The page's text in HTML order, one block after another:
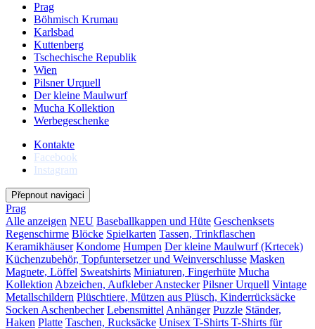
Prag
Böhmisch Krumau
Karlsbad
Kuttenberg
Tschechische Republik
Wien
Pilsner Urquell
Der kleine Maulwurf
Mucha Kollektion
Werbegeschenke
Kontakte
Facebook
Instagram
Přepnout navigaci
Prag
Alle anzeigen NEU Baseballkappen und Hüte Geschenksets
Regenschirme Blöcke Spielkarten Tassen, Trinkflaschen
Keramikhäuser Kondome Humpen Der kleine Maulwurf (Krtecek)
Küchenzubehör, Topfuntersetzer und Weinverschlusse Masken
Magnete, Löffel Sweatshirts Miniaturen, Fingerhüte Mucha
Kollektion Abzeichen, AufkleberAnstecker Pilsner Urquell Vintage
Metallschildern Plüschtiere, Mützen aus Plüsch, Kinderrücksäcke
Socken Aschenbecher Lebensmittel Anhänger Puzzle Ständer,
Haken Platte Taschen, Rucksäcke Unisex T-Shirts T-Shirts für